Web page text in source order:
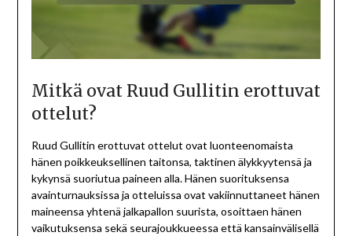
Mitkä ovat Ruud Gullitin erottuvat
ottelut?
Ruud Gullitin erottuvat ottelut ovat luonteenomaista
hänen poikkeuksellinen taitonsa, taktinen älykkyytensä ja
kykynsä suoriutua paineen alla. Hänen suorituksensa
avainturnauksissa ja otteluissa ovat vakiinnuttaneet hänen
maineensa yhtenä jalkapallon suurista, osoittaen hänen
vaikutuksensa sekä seurajoukkueessa että kansainvälisellä